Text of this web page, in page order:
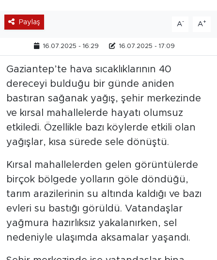
Paylaş A- A+
16.07.2025 - 16:29 16.07.2025 - 17:09
Gaziantep’te hava sıcaklıklarının 40
dereceyi bulduğu bir günde aniden
bastıran sağanak yağış, şehir merkezinde
ve kırsal mahallelerde hayatı olumsuz
etkiledi. Özellikle bazı köylerde etkili olan
yağışlar, kısa sürede sele dönüştü.
Kırsal mahallelerden gelen görüntülerde
birçok bölgede yolların göle döndüğü,
tarım arazilerinin su altında kaldığı ve bazı
evleri su bastığı görüldü. Vatandaşlar
yağmura hazırlıksız yakalanırken, sel
nedeniyle ulaşımda aksamalar yaşandı.